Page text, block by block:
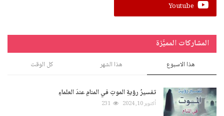
Youtube
المشاركات المميَّزة
هذا الاسبوع هذا الشهر كل الوقت
تفسيرُ رؤيةِ الموتِ في المنامِ عندَ العلماءِ
أكتوبر 10, 2024 231